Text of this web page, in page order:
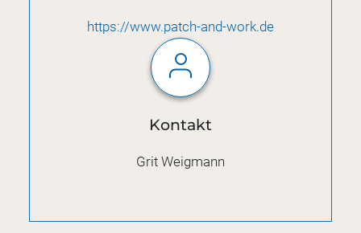
https://www.patch-and-work.de
Kontakt
Grit Weigmann